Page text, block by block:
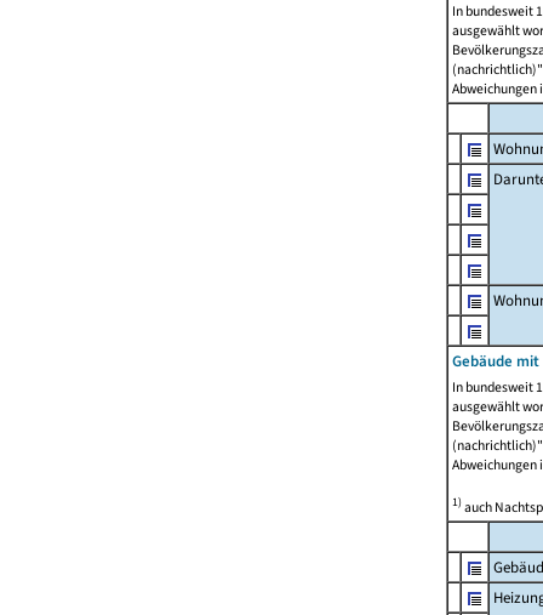
In bundesweit
ausgewählt
Abweichungen
Gebäude
In bundesweit
ausgewählt
Abweichungen
1)auch